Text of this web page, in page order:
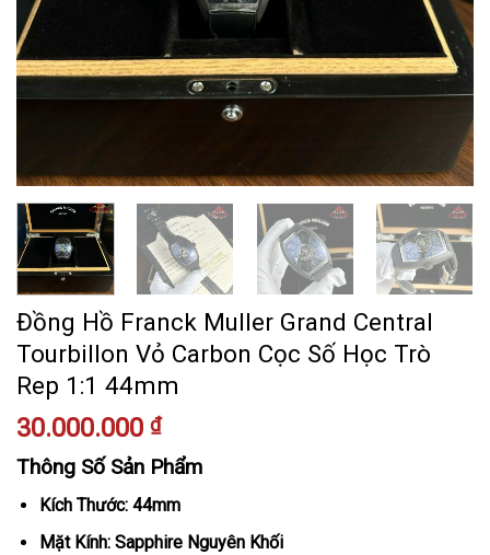
Đồng Hồ Franck Muller Grand Central
Tourbillon Vỏ Carbon Cọc Số Học Trò
Rep 1:1 44mm
30.000.000 ₫
Thông Số Sản Phẩm
Kích Thước: 44mm
Mặt Kính: Sapphire Nguyên Khối